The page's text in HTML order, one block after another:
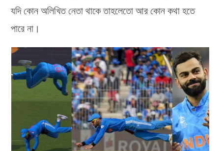
যদি কোন অলিখিত নেতা থাকে তাহলেতো আর কোন কথা হতে
পারে না।